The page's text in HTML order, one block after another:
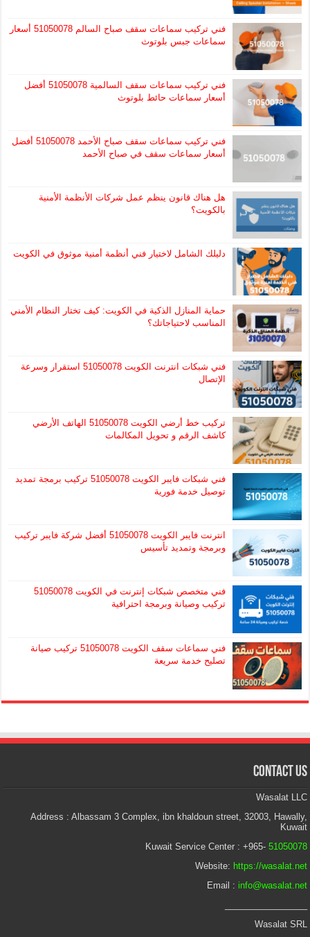
فني تركيب سماعات سقف صباح السالم 51050078 أسعار
سماعات جبس بلوتوث
فني تركيب سماعات سقف السالمية 51050078 أفضل
أسعار سماعات حائط بلوتوث
فني تركيب سماعات سقف صباح الأحمد 51050078 أفضل
أسعار سماعات سقف في صباح الأحمد
هل هناك قانون ينظم عمل شركات الأنظمة الأمنية
بالكويت؟
دليلك الشامل لاختيار فني أنظمة أمنية موثوق في الكويت
حماية المنازل الذكية في الكويت: كيف تختار النظام الأمني
المناسب لاحتياجاتك؟
فني شبكات انترنت الكويت 51050078 استقرار وسرعة
الإتصال
تركيب خط أرضي الكويت 51050078 الهاتف الأرضي
كاشف الرقم و تحويل المكالمات
فني شبكات فايبر الكويت 51050078 تركيب برمجة تمديد
توصيل خدمة فورية
انترنت فايبر الكويت 51050078 أفضل شركة فايبر تركيب
وبرمجة وتمديد تأسيس
فني متخصص شبكات إنترنت في الكويت 51050078
تركيب وصيانة وبرمجة احترافية
فني سماعات سقف الكويت 51050078 تركيب صيانة
تصليح خدمة سريعة
Contact Us
Wasalat LLC
Address : Albassam 3 Complex, ibn khaldoun street, 32003, Hawally,
Kuwait
Kuwait Service Center : +965- 51050078
Website: https://wasalat.net
Email : info@wasalat.net
Wasalat SRL